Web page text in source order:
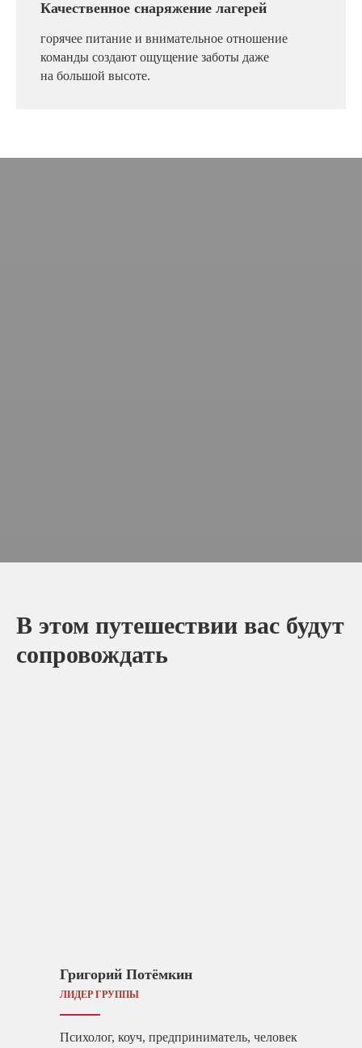
Качественное снаряжение лагерей
горячее питание и внимательное отношение
команды создают ощущение заботы даже
на большой высоте.
В этом путешествии вас будут
сопровождать
Григорий Потёмкин
ЛИДЕР ГРУППЫ
Психолог, коуч, предприниматель, человек